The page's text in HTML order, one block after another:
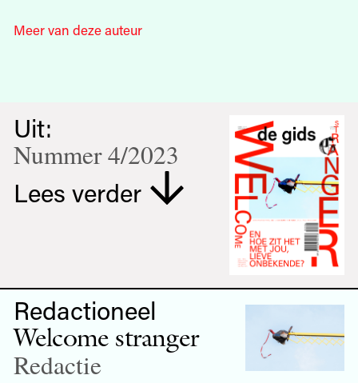
Meer van deze auteur
Uit:
Nummer 4/2023
Lees verder
Redactioneel
Welcome stranger
Redactie